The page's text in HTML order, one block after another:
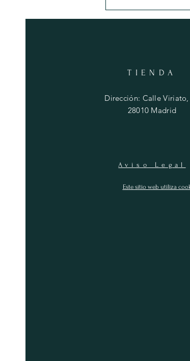
TIENDA
Dirección: Calle Viriato,
28010 Madrid
Aviso Legal
Este sitio web utiliza